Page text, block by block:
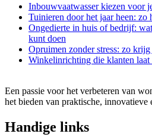
Inbouwvaatwasser kiezen voor
Tuinieren door het jaar heen: zo
Ongedierte in huis of bedrijf:
kunt doen
Opruimen zonder stress: zo
Winkelinrichting die klanten laat
Een passie voor het verbeteren van
het bieden van praktische, innovatieve
Handige links